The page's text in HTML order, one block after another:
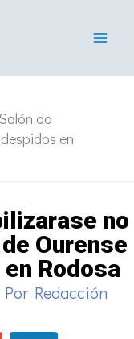
do
en
no
Ourense
Rodosa
Redacción